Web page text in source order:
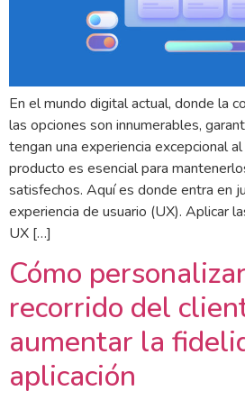
En el mundo digital actual, donde la
las opciones son innumerables,
tengan una experiencia excepcional
producto es esencial para
satisfechos. Aquí es donde entra en
experiencia de usuario (UX). Aplicar
UX […]
Cómo
recorrido del
aumentar la
aplicación